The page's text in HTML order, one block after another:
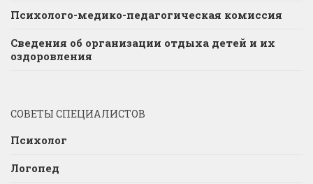
Психолого-медико-педагогическая комиссия
Сведения об организации отдыха детей и их
оздоровления
СОВЕТЫ СПЕЦИАЛИСТОВ
Психолог
Логопед